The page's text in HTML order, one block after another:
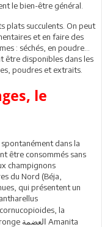
le bien-être général.
plats succulents. On peut
et en faire des
: séchés, en poudre…
être disponibles dans les
poudres et extraits.
le
dans la
être consommés sans
champignons
du Nord (Béja,
qui présentent un
la
العضمة Amanita